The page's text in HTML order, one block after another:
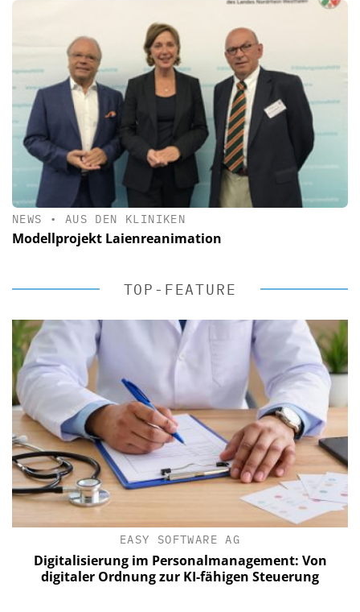
NEWS • AUS DEN KLINIKEN
Modellprojekt Laienreanimation
TOP-FEATURE
EASY SOFTWARE AG
Digitalisierung im Personalmanagement: Von
digitaler Ordnung zur KI-fähigen Steuerung